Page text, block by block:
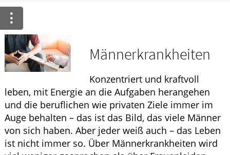
Ratgeber
Krankheiten & Therapie
HOMÖOPATHIE
ELTERN UND KIND
Männerkrankheiten
Konzentriert und kraftvoll
leben, mit Energie an die Aufgaben herangehen
und die beruflichen wie privaten Ziele immer im
Auge behalten – das ist das Bild, das viele Männer
von sich haben. Aber jeder weiß auch – das Leben
ist nicht immer so. Über Männerkrankheiten wird